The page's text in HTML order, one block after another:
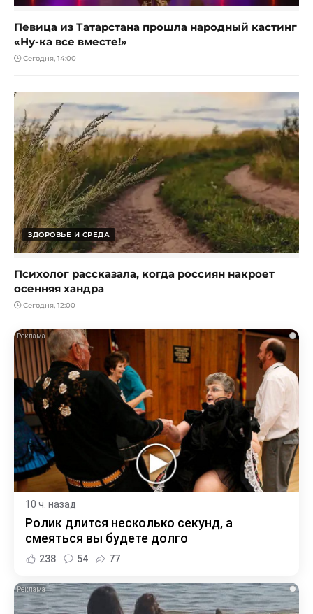
Певица из Татарстана прошла народный кастинг
«Ну-ка все вместе!»
Сегодня, 14:00
ЗДОРОВЬЕ И СРЕДА
Психолог рассказала, когда россиян накроет
осенняя хандра
Сегодня, 12:00
i
10 ч. назад
Ролик длится несколько секунд, а
смеяться вы будете долго
238 54 77
i